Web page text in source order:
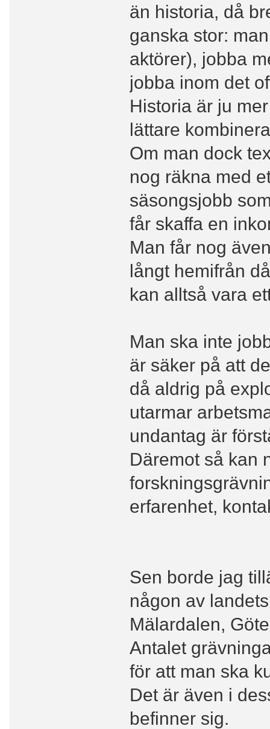
än historia, då
ganska stor:
aktörer), jobba
jobba inom det
Historia är ju
lättare
Om man dock
nog räkna med
säsongsjobb
får skaffa en
Man får nog
långt hemifrån
kan alltså vara
Man ska inte
är säker på att
då aldrig på
utarmar
undantag är
Däremot så kan
erfarenhet,
Sen borde jag
någon av
Mälardalen,
Antalet
för att man ska
Det är även i
befinner sig.